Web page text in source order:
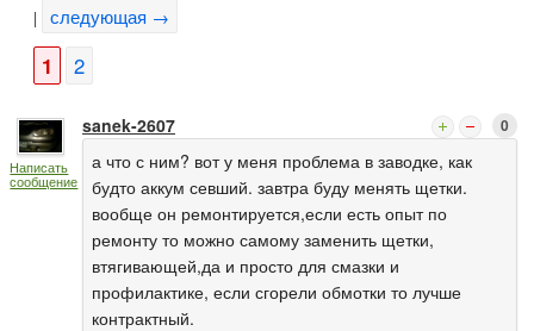
| следующая →
1 2
Написать
сообщение
sanek-2607 0
а что с ним? вот у меня проблема в заводке, как
будто аккум севший. завтра буду менять щетки.
вообще он ремонтируется,если есть опыт по
ремонту то можно самому заменить щетки,
втягивающей,да и просто для смазки и
профилактике, если сгорели обмотки то лучше
контрактный.